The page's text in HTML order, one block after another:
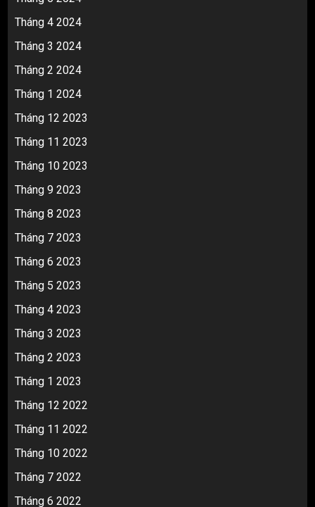
Tháng 4 2024
Tháng 3 2024
Tháng 2 2024
Tháng 1 2024
Tháng 12 2023
Tháng 11 2023
Tháng 10 2023
Tháng 9 2023
Tháng 8 2023
Tháng 7 2023
Tháng 6 2023
Tháng 5 2023
Tháng 4 2023
Tháng 3 2023
Tháng 2 2023
Tháng 1 2023
Tháng 12 2022
Tháng 11 2022
Tháng 10 2022
Tháng 7 2022
Tháng 6 2022